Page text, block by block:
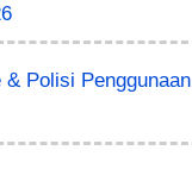
& Polisi Penggunaan